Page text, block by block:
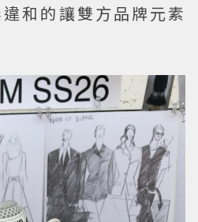
和的讓雙方品牌元素